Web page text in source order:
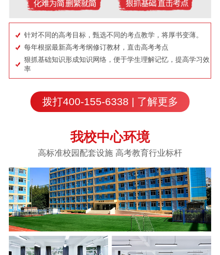
针对不同的高考目标，甄选不同的考点教学，将厚书变薄。
每年根据最新高考考纲修订教材，直击高考考点
狠抓基础知识形成知识网络，便于学生理解记忆，提高学习效
率
拨打400-155-6338 | 了解更多
我校中心环境
高标准校园配套设施 高考教育行业标杆